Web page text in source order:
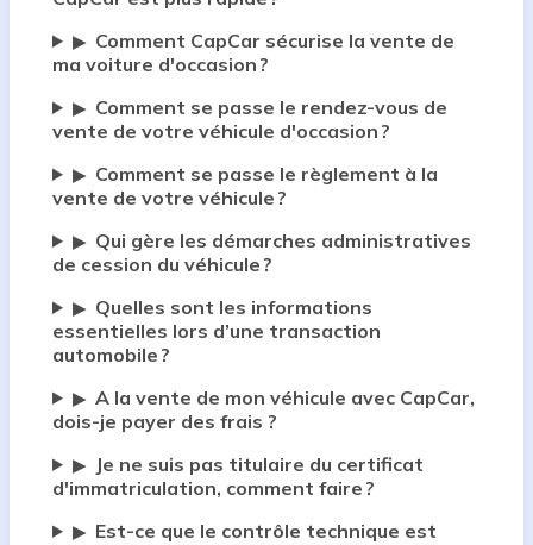
▶ Comment CapCar sécurise la vente de
ma voiture d'occasion ?
▶ Comment se passe le rendez-vous de
vente de votre véhicule d'occasion ?
▶ Comment se passe le règlement à la
vente de votre véhicule ?
▶ Qui gère les démarches administratives
de cession du véhicule ?
▶ Quelles sont les informations
essentielles lors d’une transaction
automobile ?
▶ A la vente de mon véhicule avec CapCar,
dois-je payer des frais ?
▶
Je ne suis pas titulaire du certificat
d'immatriculation, comment faire ?
▶ Est-ce que le contrôle technique est